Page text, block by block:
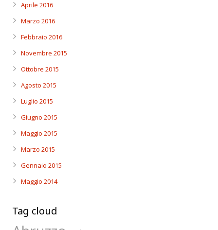
Aprile 2016
Marzo 2016
Febbraio 2016
Novembre 2015
Ottobre 2015
Agosto 2015
Luglio 2015
Giugno 2015
Maggio 2015
Marzo 2015
Gennaio 2015
Maggio 2014
Tag cloud